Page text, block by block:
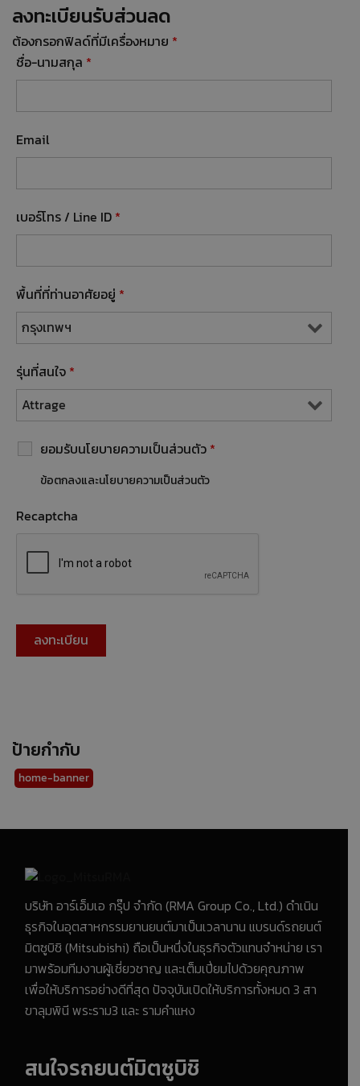
ลงทะเบียนรับส่วนลด
ต้องกรอกฟิลด์ที่มีเครื่องหมาย *
ชื่อ-นามสกุล *
Email
เบอร์โทร / Line ID *
พื้นที่ที่ท่านอาศัยอยู่ *
รุ่นที่สนใจ *
ยอมรับนโยบายความเป็นส่วนตัว *
ข้อตกลงและนโยบายความเป็นส่วนตัว
Recaptcha
ป้ายกำกับ
home-banner
บริษัท อาร์เอ็มเอ กรุ๊ป จำกัด (RMA Group Co., Ltd.) ดำเนิน
ธุรกิจในอุตสาหกรรมยานยนต์มาเป็นเวลานาน แบรนด์รถยนต์
มิตซูบิชิ (Mitsubishi) ถือเป็นหนึ่งในธุรกิจตัวแทนจำหน่าย เรา
มาพร้อมทีมงานผู้เชี่ยวชาญ และเต็มเปี่ยมไปด้วยคุณภาพ
เพื่อให้บริการอย่างดีที่สุด ปัจจุบันเปิดให้บริการทั้งหมด 3 สา
ขาลุมพินี พระราม3 และ รามคำแหง
สนใจรถยนต์มิตซูบิชิ